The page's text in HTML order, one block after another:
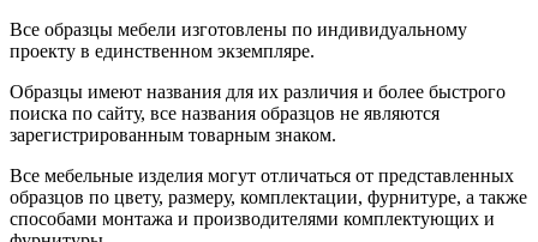
Все образцы мебели изготовлены по индивидуальному
проекту в единственном экземпляре.
Образцы имеют названия для их различия и более быстрого
поиска по сайту, все названия образцов не являются
зарегистрированным товарным знаком.
Все мебельные изделия могут отличаться от представленных
образцов по цвету, размеру, комплектации, фурнитуре, а также
способами монтажа и производителями комплектующих и